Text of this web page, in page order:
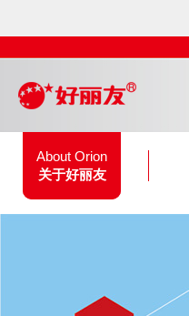
About Orion
关于好丽友